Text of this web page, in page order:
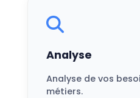
Analyse
Analyse de vos
métiers.